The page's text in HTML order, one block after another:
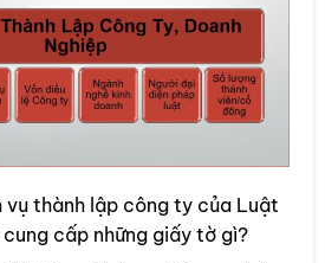
vụ thành lập công ty của Luật
cấp những giấy tờ gì?